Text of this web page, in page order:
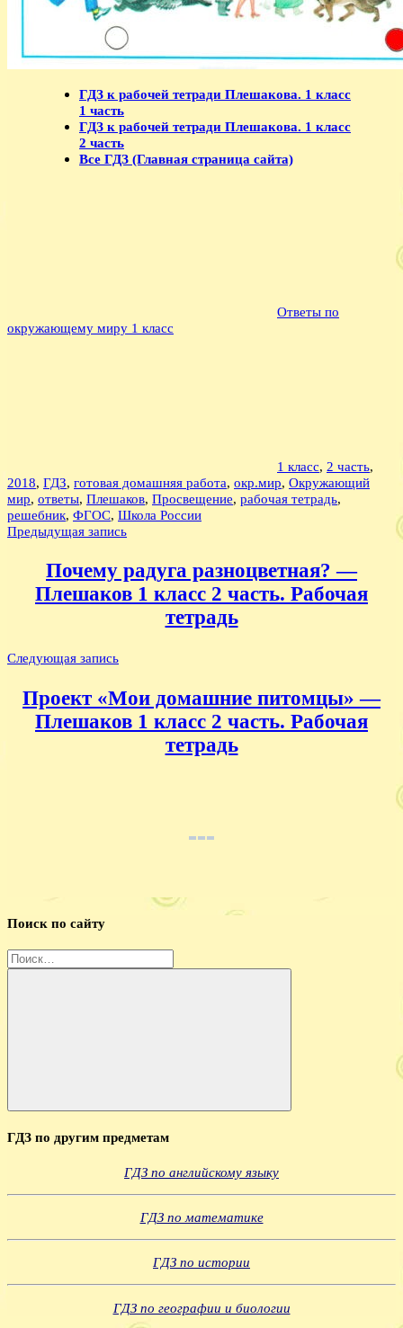
ГДЗ к рабочей тетради Плешакова. 1 класс
1 часть
ГДЗ к рабочей тетради Плешакова. 1 класс
2 часть
Все ГДЗ (Главная страница сайта)
Ответы по
окружающему миру 1 класс
1 класс, 2 часть,
2018, ГДЗ, готовая домашняя работа, окр.мир, Окружающий
мир, ответы, Плешаков, Просвещение, рабочая тетрадь,
решебник, ФГОС, Школа России
Навигация
записям
Предыдущая запись
Почему радуга разноцветная? —
Плешаков 1 класс 2 часть. Рабочая
тетрадь
Следующая запись
Проект «Мои домашние питомцы» —
Плешаков 1 класс 2 часть. Рабочая
тетрадь
Поиск по сайту
Найти:
Поиск
ГДЗ по другим предметам
ГДЗ по английскому языку
ГДЗ по математике
ГДЗ по истории
ГДЗ по географии и биологии